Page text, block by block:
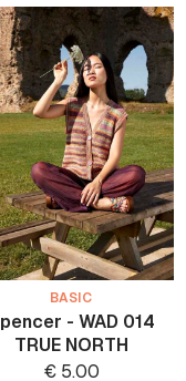
BASIC
- WAD 014
TRUE NORTH
€5.00